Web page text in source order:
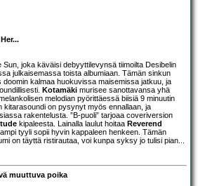
Sun , joka käväisi debyyttilevynsä tiimoilta Desibelin
julkaisemassa toista albumiaan. Tämän sinkun
kalmaa huokuvissa maisemissa jatkuu, ja
Kotamäki murisee sanottavansa yhä
melodian pyörittäessä biisiä 9 minuutin
kitarasoundi on pysynyt myös ennallaan, ja
rakentelusta. ”B-puoli” tarjoaa coveriversion
kipaleesta. Lainalla laulut hoitaa Reverend
tyyli sopii hyvin kappaleen henkeen. Tämän
on täyttä ristirautaa, voi kunpa syksy jo tulisi pian...
muuttuva poika